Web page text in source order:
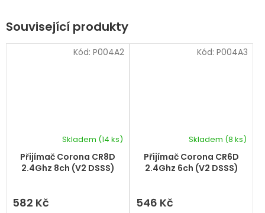
Související produkty
Přijímač Corona CR8D
2.4Ghz 8ch (V2 DSSS)
Skladem (14 ks)
582 Kč
Kód: P004A2
Přijímač Corona CR6D
2.4Ghz 6ch (V2 DSSS)
Skladem (8 ks)
546 Kč
Kód: P004A3